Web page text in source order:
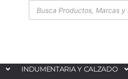
INDUMENTARIA Y CALZADO